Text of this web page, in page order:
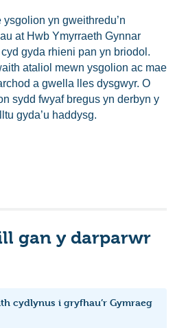
yn gweithredu’n
at Hwb Ymyrraeth Gynnar
gyda rhieni pan yn briodol.
ataliol mewn ysgolion ac mae
a gwella lles dysgwyr. O
sydd fwyaf bregus yn derbyn y
gyda’u haddysg.
gan y darparwr
cydlynus i gryfhau’r Gymraeg